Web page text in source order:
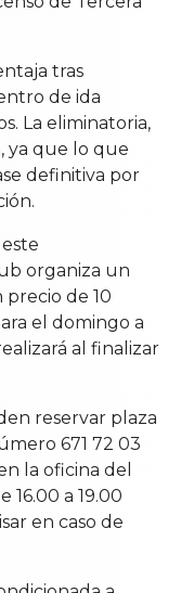
tras
de ida
La eliminatoria,
ya que lo que
definitiva por
organiza un
de 10
el domingo a
al finalizar
reservar plaza
671 72 03
la oficina del
16.00 a 19.00
en caso de